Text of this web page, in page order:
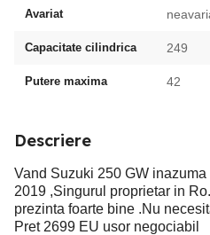
Avariat
Capacitate cilindrica 249
Putere maxima 42
Descriere
Vand Suzuki 250 GW
2019 ,Singurul proprietar in
prezinta foarte bine .Nu
Pret 2699 EU usor negociabil